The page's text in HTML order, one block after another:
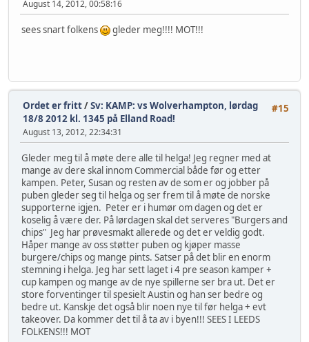
August 14, 2012, 00:58:16
sees snart folkens gleder meg!!!! MOT!!!
#15
Ordet er fritt/Sv: KAMP: vs Wolverhampton, lørdag
18/8 2012 kl. 1345 på Elland Road!
August 13, 2012, 22:34:31
Gleder meg til å møte dere alle til helga! Jeg regner med at
mange av dere skal innom Commercial både før og etter
kampen. Peter, Susan og resten av de som er og jobber på
puben gleder seg til helga og ser frem til å møte de norske
supporterne igjen. Peter er i humør om dagen og det er
koselig å være der. På lørdagen skal det serveres "Burgers and
chips" Jeg har prøvesmakt allerede og det er veldig godt.
Håper mange av oss støtter puben og kjøper masse
burgere/chips og mange pints. Satser på det blir en enorm
stemning i helga. Jeg har sett laget i 4 pre season kamper +
cup kampen og mange av de nye spillerne ser bra ut. Det er
store forventinger til spesielt Austin og han ser bedre og
bedre ut. Kanskje det også blir noen nye til før helga + evt
takeover. Da kommer det til å ta av i byen!!! SEES I LEEDS
FOLKENS!!! MOT